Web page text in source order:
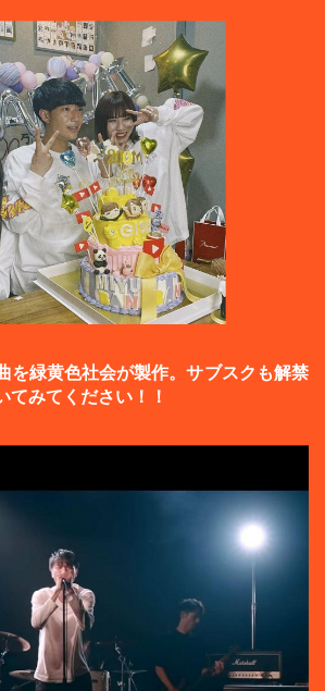
を緑黄色社会が製作。サブスクも解禁
てみてください！！